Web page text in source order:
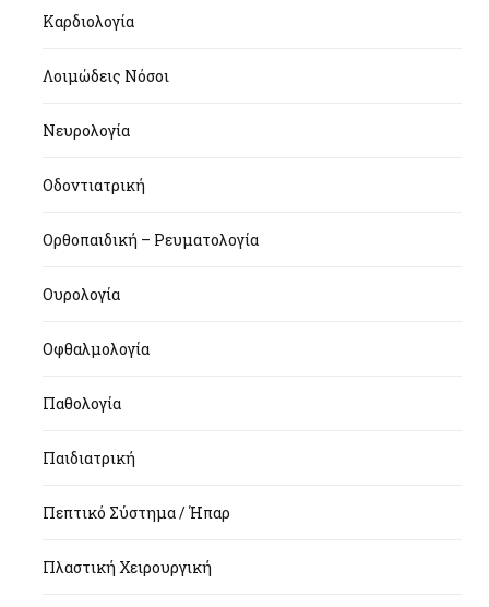
Καρδιολογία
Λοιμώδεις Νόσοι
Νευρολογία
Οδοντιατρική
Ορθοπαιδική – Ρευματολογία
Ουρολογία
Οφθαλμολογία
Παθολογία
Παιδιατρική
Πεπτικό Σύστημα / Ήπαρ
Πλαστική Χειρουργική